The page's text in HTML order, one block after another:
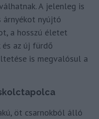
A jelenleg is
árnyékot nyújtó
a hosszú életet
és az új fürdő
is megvalósul a
öt csarnokból álló